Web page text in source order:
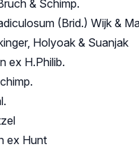
& Schimp.
(Brid.) Wijk &
Holyoak & Suanjak
ex H.Philib.
ex Hunt